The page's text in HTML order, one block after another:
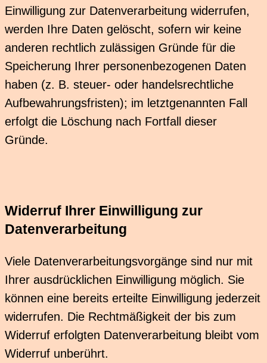
Einwilligung zur Datenverarbeitung widerrufen,
werden Ihre Daten gelöscht, sofern wir keine
anderen rechtlich zulässigen Gründe für die
Speicherung Ihrer personenbezogenen Daten
haben (z. B. steuer- oder handelsrechtliche
Aufbewahrungsfristen); im letztgenannten Fall
erfolgt die Löschung nach Fortfall dieser
Gründe.
Widerruf Ihrer Einwilligung zur
Datenverarbeitung
Viele Datenverarbeitungsvorgänge sind nur mit
Ihrer ausdrücklichen Einwilligung möglich. Sie
können eine bereits erteilte Einwilligung jederzeit
widerrufen. Die Rechtmäßigkeit der bis zum
Widerruf erfolgten Datenverarbeitung bleibt vom
Widerruf unberührt.